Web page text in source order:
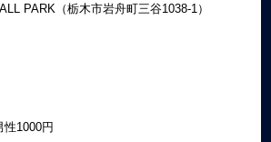
PARK（栃木市岩舟町三谷1038-1）
性1000円